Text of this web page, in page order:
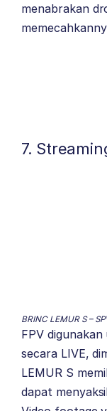
menabrakan
7.
BRINC LEMUR S –
FPV
secara LIVE,
LEMUR S
dapat